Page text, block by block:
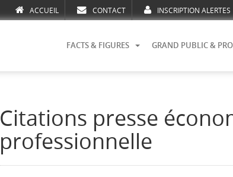
ACCUEIL CONTACT INSCRIPTION ALERTES
FACTS & FIGURES GRAND PUBLIC &
Citations presse
professionnelle